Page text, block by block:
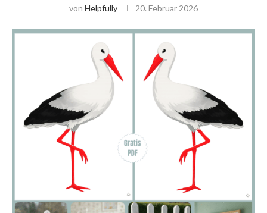
von Helpfully 20. Februar 2026